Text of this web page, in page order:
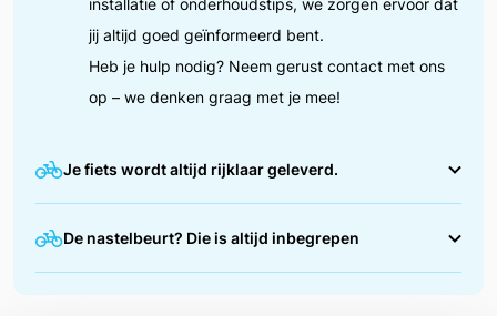
installatie of onderhoudstips, we zorgen ervoor dat
jij altijd goed geïnformeerd bent.
Heb je hulp nodig? Neem gerust contact met ons
op – we denken graag met je mee!
Je fiets wordt altijd rijklaar geleverd.
voordat je erop wegrijdt. Tijdens de afleverbeurt
De nastelbeurt? Die is altijd inbegrepen